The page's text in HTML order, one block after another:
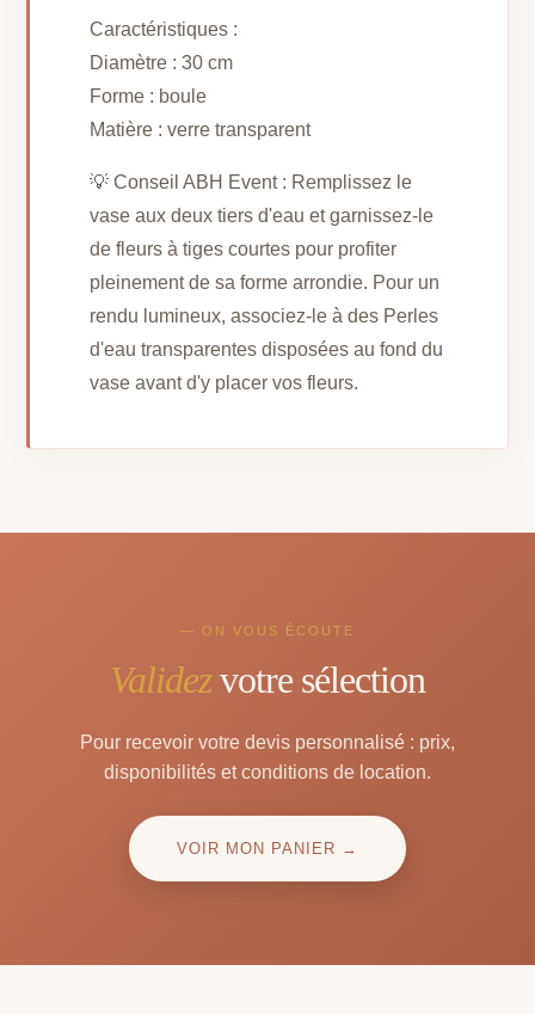
Caractéristiques :
Diamètre : 30 cm
Forme : boule
Matière : verre transparent
💡 Conseil ABH Event : Remplissez le
vase aux deux tiers d'eau et garnissez-le
de fleurs à tiges courtes pour profiter
pleinement de sa forme arrondie. Pour un
rendu lumineux, associez-le à des Perles
d'eau transparentes disposées au fond du
vase avant d'y placer vos fleurs.
— ON VOUS ÉCOUTE
Validezvotre sélection
Pour recevoir votre devis personnalisé : prix,
disponibilités et conditions de location.
VOIR MON PANIER →